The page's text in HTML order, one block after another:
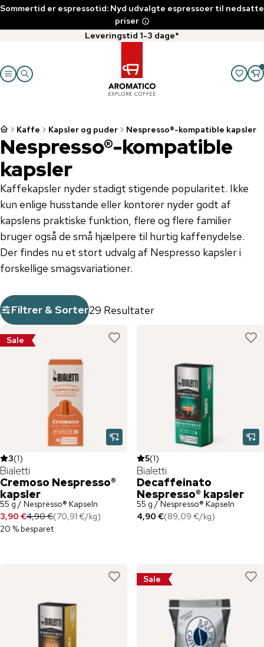
Sommertid er espressotid: Nyd udvalgte espressoer til nedsatte
priser
Leveringstid 1-3 dage*
Kaffe Kapsler og puder Nespresso®-kompatible kapsler
Nespresso®-kompatible
kapsler
Kaffekapsler nyder stadigt stigende popularitet. Ikke
kun enlige husstande eller kontorer nyder godt af
kapslens praktiske funktion, flere og flere familier
bruger også de små hjælpere til hurtig kaffenydelse.
Der findes nu et stort udvalg af Nespresso kapsler i
forskellige smagsvariationer.
Filtrer & Sorter29 Resultater
Sale
3(1)
Bialetti
Cremoso Nespresso®
kapsler
55 g / Nespresso® Kapseln
3,90 €4,90 €(70,91 €/kg)
20 % besparet
5(1)
Bialetti
Decaffeinato
Nespresso® kapsler
55 g / Nespresso® Kapseln
4,90 €(89,09 €/kg)
Sale